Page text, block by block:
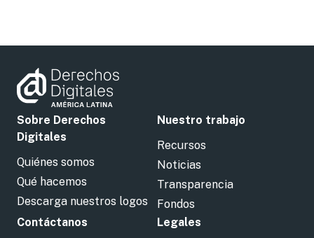
Sobre Derechos
Digitales
Quiénes somos
Qué hacemos
Descarga nuestros logos
Nuestro trabajo
Recursos
Noticias
Transparencia
Fondos
Contáctanos
Legales